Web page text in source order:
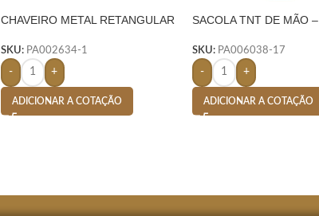
CHAVEIRO METAL RETANGULAR
SKU: PA002634-1
- +
ADICIONAR A COTAÇÃO
SACOLA TNT DE MÃO –
SKU: PA006038-17
- +
ADICIONAR A COTAÇÃO